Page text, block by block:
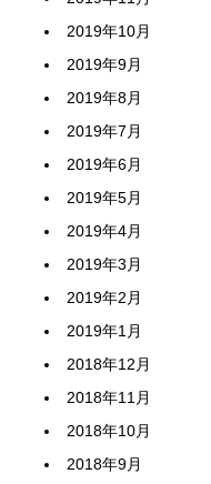
2019年10月
2019年9月
2019年8月
2019年7月
2019年6月
2019年5月
2019年4月
2019年3月
2019年2月
2019年1月
2018年12月
2018年11月
2018年10月
2018年9月